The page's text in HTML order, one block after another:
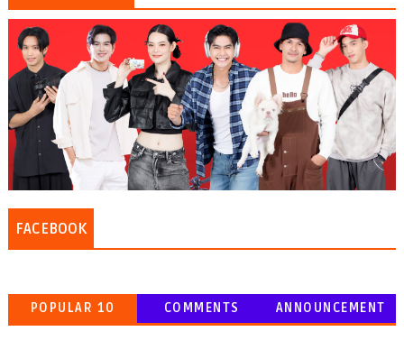
FACEBOOK
POPULAR 10 COMMENTS ANNOUNCEMENT